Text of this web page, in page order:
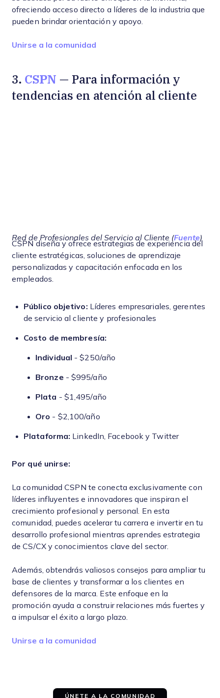
ofreciendo acceso directo a líderes de la industria que
pueden brindar orientación y apoyo.
Unirse a la comunidad
3. CSPN — Para información y
tendencias en atención al cliente
Red de Profesionales del Servicio al Cliente (Fuente)
CSPN diseña y ofrece estrategias de experiencia del
cliente estratégicas, soluciones de aprendizaje
personalizadas y capacitación enfocada en los
empleados.
Público objetivo: Líderes empresariales, gerentes
de servicio al cliente y profesionales
Costo de membresía:
Individual - $250/año
Bronze - $995/año
Plata - $1,495/año
Oro - $2,100/año
Plataforma: LinkedIn, Facebook y Twitter
Por qué unirse:
La comunidad CSPN te conecta exclusivamente con
líderes influyentes e innovadores que inspiran el
crecimiento profesional y personal. En esta
comunidad, puedes acelerar tu carrera e invertir en tu
desarrollo profesional mientras aprendes estrategia
de CS/CX y conocimientos clave del sector.
Además, obtendrás valiosos consejos para ampliar tu
base de clientes y transformar a los clientes en
defensores de la marca. Este enfoque en la
promoción ayuda a construir relaciones más fuertes y
a impulsar el éxito a largo plazo.
Unirse a la comunidad
ÚNETE A LA COMUNIDAD